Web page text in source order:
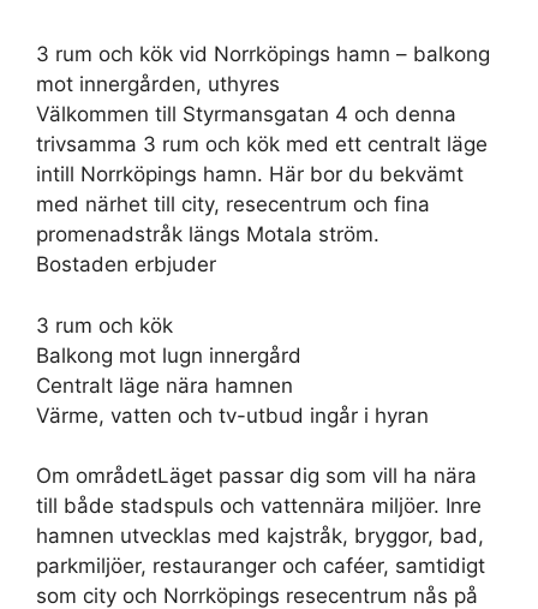
3 rum och kök vid Norrköpings hamn – balkong
mot innergården, uthyres
Välkommen till Styrmansgatan 4 och denna
trivsamma 3 rum och kök med ett centralt läge
intill Norrköpings hamn. Här bor du bekvämt
med närhet till city, resecentrum och fina
promenadstråk längs Motala ström.
Bostaden erbjuder
3 rum och kök
Balkong mot lugn innergård
Centralt läge nära hamnen
Värme, vatten och tv-utbud ingår i hyran
Om områdetLäget passar dig som vill ha nära
till både stadspuls och vattennära miljöer. Inre
hamnen utvecklas med kajstråk, bryggor, bad,
parkmiljöer, restauranger och caféer, samtidigt
som city och Norrköpings resecentrum nås på